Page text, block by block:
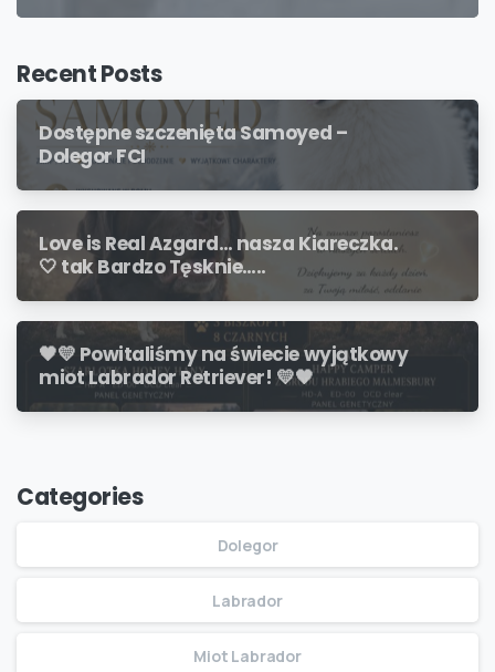
Recent Posts
Dostępne szczenięta Samoyed –
Dolegor FCI
Love is Real Azgard… nasza Kiareczka.
🤍 tak Bardzo Tęsknie…..
🖤💛 Powitaliśmy na świecie wyjątkowy
miot Labrador Retriever! 💛🖤
Categories
Dolegor
Labrador
Miot Labrador